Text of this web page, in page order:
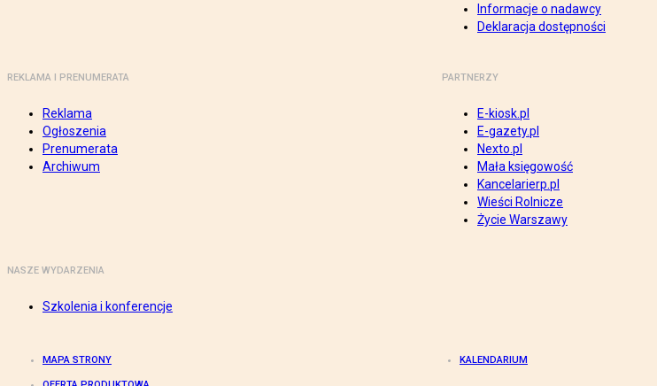
Informacje o nadawcy
Deklaracja dostępności
REKLAMA I PRENUMERATA
Reklama
Ogłoszenia
Prenumerata
Archiwum
PARTNERZY
E-kiosk.pl
E-gazety.pl
Nexto.pl
Mała księgowość
Kancelarierp.pl
Wieści Rolnicze
Życie Warszawy
NASZE WYDARZENIA
Szkolenia i konferencje
MAPA STRONY KALENDARIUM